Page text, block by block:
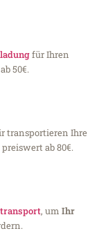
für Ihren
50€.
transportieren Ihre
ab 80€.
, um Ihr